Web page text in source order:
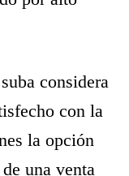
considera
con la
la opción
una venta